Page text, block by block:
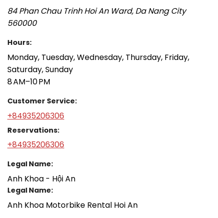
84 Phan Chau Trinh Hoi An Ward, Da Nang City
560000
Hours:
Monday, Tuesday, Wednesday, Thursday, Friday,
Saturday, Sunday
8 AM–10 PM
Customer Service:
+84935206306
Reservations:
+84935206306
Legal Name:
Anh Khoa - Hội An
Legal Name:
Anh Khoa Motorbike Rental Hoi An